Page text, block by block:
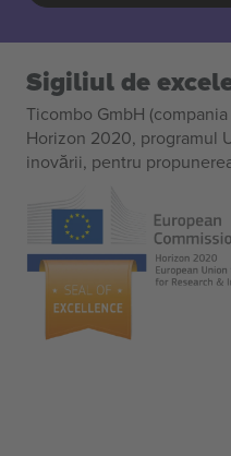
Sigiliul de
Ticombo GmbH
Horizon 2020, programul
inovării, pentru